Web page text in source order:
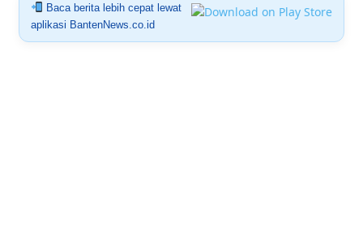
Baca berita lebih cepat lewat
aplikasi BantenNews.co.id